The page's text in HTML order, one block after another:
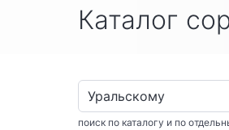
Каталог
поиск по каталогу и по